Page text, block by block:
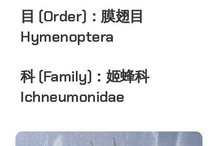
目 (Order)： 膜翅目
Hymenoptera
科 (Family)： 姬蜂科
Ichneumonidae